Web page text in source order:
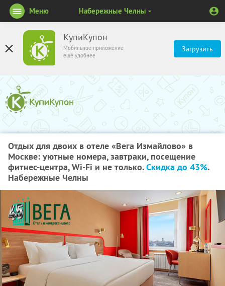
КупиКупон
Мобильное приложение
ещё удобнее
Загрузить
Меню Набережные Челны
Отдых для двоих в отеле «Вега Измайлово» в
Москве: уютные номера, завтраки, посещение
фитнес-центра, Wi-Fi и не только.Скидка до 43%.
Набережные Челны